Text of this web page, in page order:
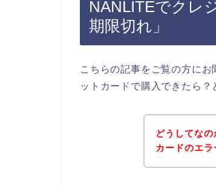
NANLITEでクレ
期限切れ」
こちらの記事をご覧の方に
ットカードで購入できたら？
どうしてな
カードのエラ